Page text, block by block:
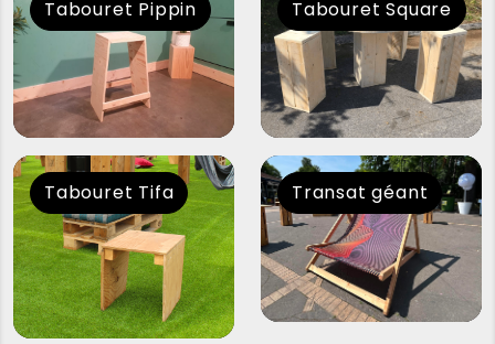
Tabouret Pippin Tabouret Square
Tabouret Tifa Transat géant